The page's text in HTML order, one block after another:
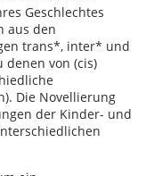
Geschlechtes
aus den
trans*, inter* und
denen von (cis)
Die Novellierung
der Kinder- und